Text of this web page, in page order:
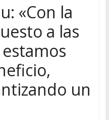
«Con la
a las
un